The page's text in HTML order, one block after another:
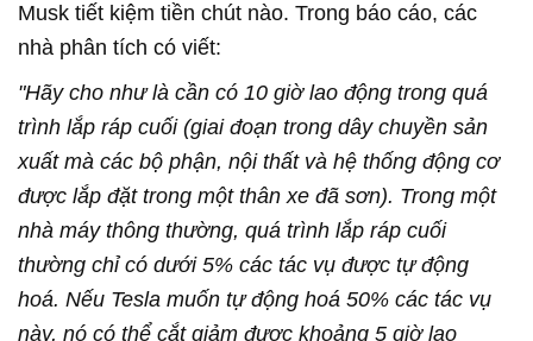
Musk tiết kiệm tiền chút nào. Trong báo cáo, các
nhà phân tích có viết:
"Hãy cho như là cần có 10 giờ lao động trong quá
trình lắp ráp cuối (giai đoạn trong dây chuyền sản
xuất mà các bộ phận, nội thất và hệ thống động cơ
được lắp đặt trong một thân xe đã sơn). Trong một
nhà máy thông thường, quá trình lắp ráp cuối
thường chỉ có dưới 5% các tác vụ được tự động
hoá. Nếu Tesla muốn tự động hoá 50% các tác vụ
này, nó có thể cắt giảm được khoảng 5 giờ lao